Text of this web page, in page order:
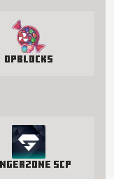
OPBlocks
SCP